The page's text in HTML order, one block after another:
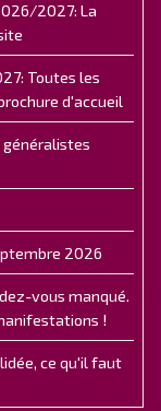
2027: La
Toutes les
d'accueil
généralistes
2026
vous manqué.
!
ce qu'il faut